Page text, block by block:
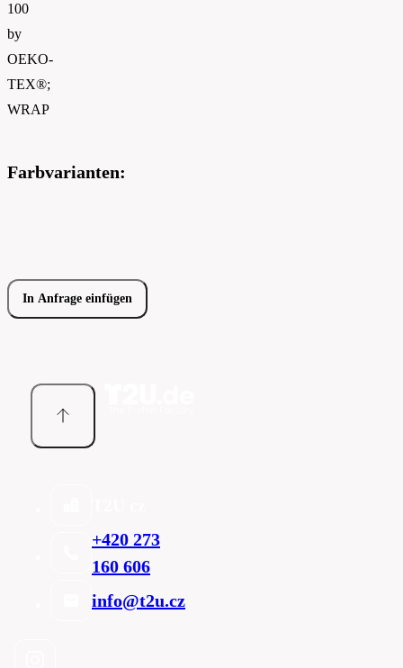
100
by
OEKO-
TEX®;
WRAP
Farbvarianten:
In Anfrage einfügen
+420 273
160 606
info@t2u.cz